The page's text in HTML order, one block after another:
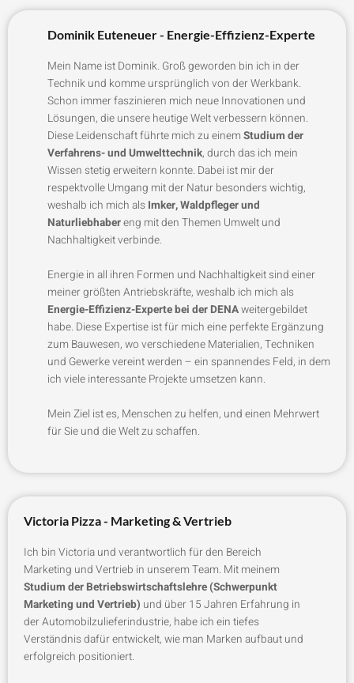
Dominik Euteneuer - Energie-Effizienz-Experte
Mein Name ist Dominik. Groß geworden bin ich in der
Technik und komme ursprünglich von der Werkbank.
Schon immer faszinieren mich neue Innovationen und
Lösungen, die unsere heutige Welt verbessern können.
Diese Leidenschaft führte mich zu einem Studium der
Verfahrens- und Umwelttechnik, durch das ich mein
Wissen stetig erweitern konnte. Dabei ist mir der
respektvolle Umgang mit der Natur besonders wichtig,
weshalb ich mich als Imker, Waldpfleger und
Naturliebhabereng mit den Themen Umwelt und
Nachhaltigkeit verbinde.
Energie in all ihren Formen und Nachhaltigkeit sind einer
meiner größten Antriebskräfte, weshalb ich mich als
Energie-Effizienz-Experte bei der DENAweitergebildet
habe. Diese Expertise ist für mich eine perfekte Ergänzung
zum Bauwesen, wo verschiedene Materialien, Techniken
und Gewerke vereint werden – ein spannendes Feld, in dem
ich viele interessante Projekte umsetzen kann.
Mein Ziel ist es, Menschen zu helfen, und einen Mehrwert
für Sie und die Welt zu schaffen.
Victoria Pizza - Marketing & Vertrieb
Ich bin Victoria und verantwortlich für den Bereich
Marketing und Vertrieb in unserem Team. Mit meinem
Studium der Betriebswirtschaftslehre (Schwerpunkt
Marketing und Vertrieb) und über 15 Jahren Erfahrung in
der Automobilzulieferindustrie, habe ich ein tiefes
Verständnis dafür entwickelt, wie man Marken aufbaut und
erfolgreich positioniert.